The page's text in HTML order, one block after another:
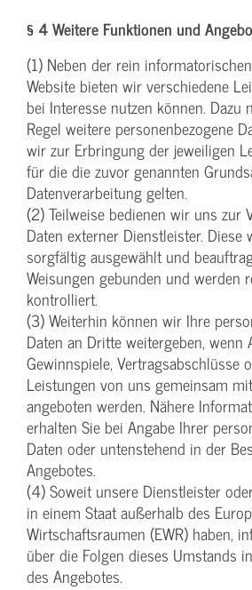
§ 4 Weitere Funktionen und
(1) Neben der rein
Website bieten wir verschiedene
bei Interesse nutzen können. Dazu
Regel weitere personenbezogene
wir zur Erbringung der jeweiligen
für die die zuvor genannten
Datenverarbeitung gelten.
(2) Teilweise bedienen wir uns zur
Daten externer Dienstleister. Diese
sorgfältig ausgewählt und
Weisungen gebunden und werden
kontrolliert.
(3) Weiterhin können wir Ihre
Daten an Dritte weitergeben, wenn
Gewinnspiele, Vertragsabschlüsse
Leistungen von uns gemeinsam
angeboten werden. Nähere
erhalten Sie bei Angabe Ihrer
Daten oder untenstehend in der
Angebotes.
(4) Soweit unsere Dienstleister
in einem Staat außerhalb des
Wirtschaftsraumen (EWR) haben,
über die Folgen dieses Umstands
des Angebotes.